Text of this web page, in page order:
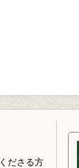
ださる方